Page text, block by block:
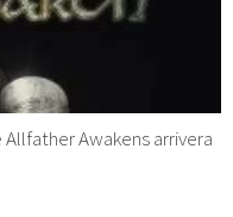
Awakens arrivera